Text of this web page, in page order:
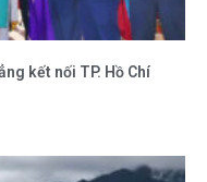
kết nối TP. Hồ Chí